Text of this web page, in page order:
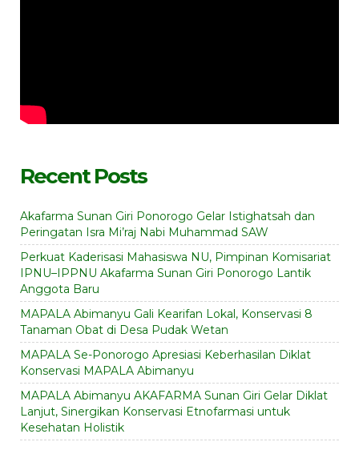
Recent Posts
Akafarma Sunan Giri Ponorogo Gelar Istighatsah dan
Peringatan Isra Mi’raj Nabi Muhammad SAW
Perkuat Kaderisasi Mahasiswa NU, Pimpinan Komisariat
IPNU–IPPNU Akafarma Sunan Giri Ponorogo Lantik
Anggota Baru
MAPALA Abimanyu Gali Kearifan Lokal, Konservasi 8
Tanaman Obat di Desa Pudak Wetan
MAPALA Se-Ponorogo Apresiasi Keberhasilan Diklat
Konservasi MAPALA Abimanyu
MAPALA Abimanyu AKAFARMA Sunan Giri Gelar Diklat
Lanjut, Sinergikan Konservasi Etnofarmasi untuk
Kesehatan Holistik